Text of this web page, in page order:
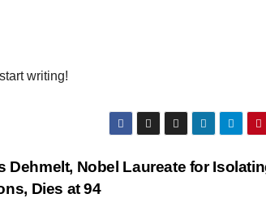
writing!
Dehmelt, Nobel Laureate for
Dies at 94